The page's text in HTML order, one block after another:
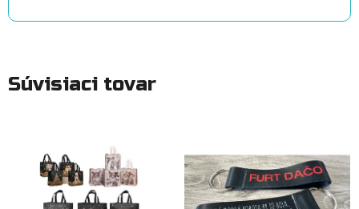
Súvisiaci tovar